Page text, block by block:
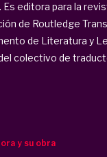
editora para la
de Routledge
de Literatura y
colectivo de
y su obra